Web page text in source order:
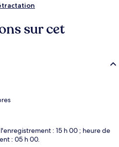
sur cet
: 15 h 00 ; heure de
: 05 h 00.